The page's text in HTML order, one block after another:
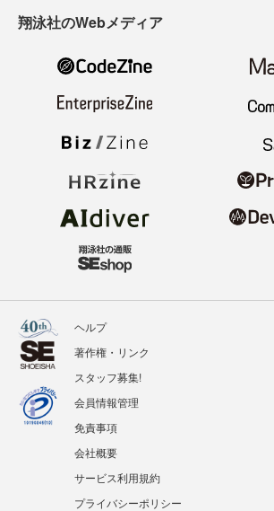
翔泳社のWebメディア
ヘルプ
著作権・リンク
スタッフ募集!
会員情報管理
免責事項
会社概要
サービス利用規約
プライバシーポリシー